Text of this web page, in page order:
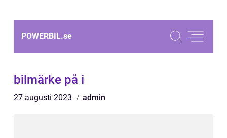
POWERBIL.se
bilmärke på i
27 augusti 2023 admin